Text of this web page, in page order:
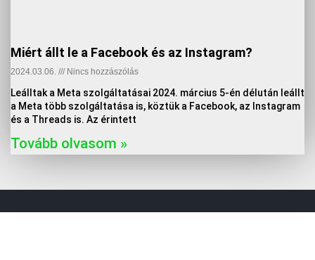
Miért állt le a Facebook és az Instagram?
2024.03.06. Nincs hozzászólás
Leálltak a Meta szolgáltatásai 2024. március 5-én délután leállt
a Meta több szolgáltatása is, köztük a Facebook, az Instagram
és a Threads is. Az érintett
Tovább olvasom »